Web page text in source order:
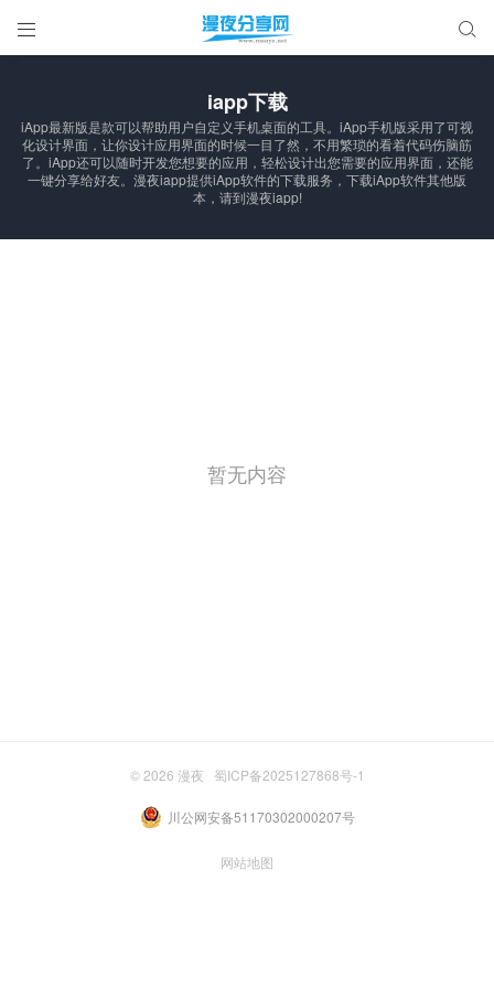
 
iapp下载
iApp最新版是款可以帮助用户自定义手机桌面的工具。iApp手机版采用了可视
化设计界面，让你设计应用界面的时候一目了然，不用繁琐的看着代码伤脑筋
了。iApp还可以随时开发您想要的应用，轻松设计出您需要的应用界面，还能
一键分享给好友。漫夜iapp提供iApp软件的下载服务，下载iApp软件其他版
本，请到漫夜iapp!
暂无内容
© 2026 漫夜 蜀ICP备2025127868号-1
川公网安备51170302000207号
网站地图